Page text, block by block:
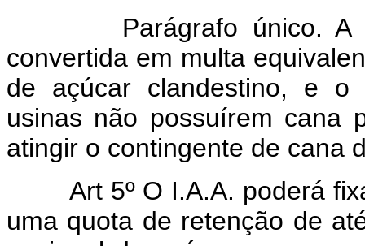
Parágrafo único. A
convertida em multa
de açúcar clandestino, e o
usinas não possuírem cana
atingir o contingente de cana
Art 5º O I.A.A. poderá
uma quota de retenção de